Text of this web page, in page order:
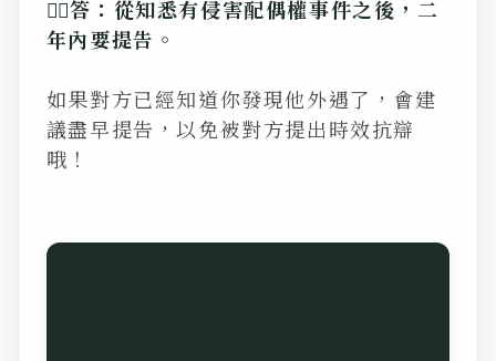
💁‍♂️答：從知悉有侵害配偶權事件之後，二
年內要提告。
如果對方已經知道你發現他外遇了，會建
議盡早提告，以免被對方提出時效抗辯
哦！